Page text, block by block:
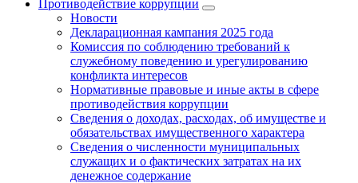
Противодействие коррупции
Новости
Декларационная кампания 2025 года
Комиссия по соблюдению требований к
служебному поведению и урегулированию
конфликта интересов
Нормативные правовые и иные акты в сфере
противодействия коррупции
Сведения о доходах, расходах, об имуществе и
обязательствах имущественного характера
Сведения о численности муниципальных
служащих и о фактических затратах на их
денежное содержание